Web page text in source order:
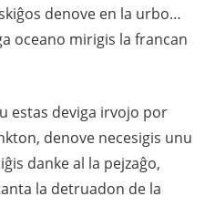
denove en la urbo…
oceano mirigis la francan
estas deviga irvojo por
denove necesigis unu
danke al la pejzaĝo,
la detruadon de la